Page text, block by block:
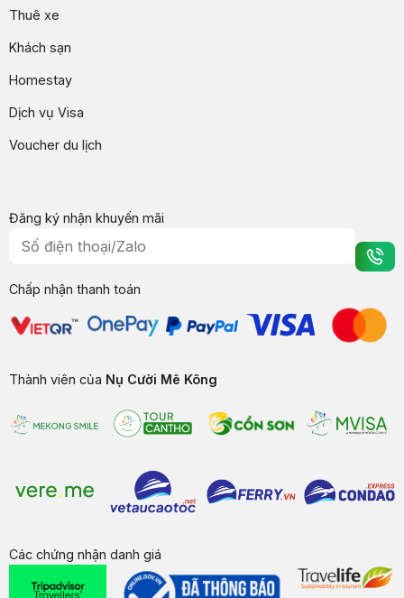
Thuê xe
Khách sạn
Homestay
Dịch vụ Visa
Voucher du lịch
Đăng ký nhận khuyến mãi
Chấp nhận thanh toán
Thành viên của Nụ Cười Mê Kông
Các chứng nhận danh giá